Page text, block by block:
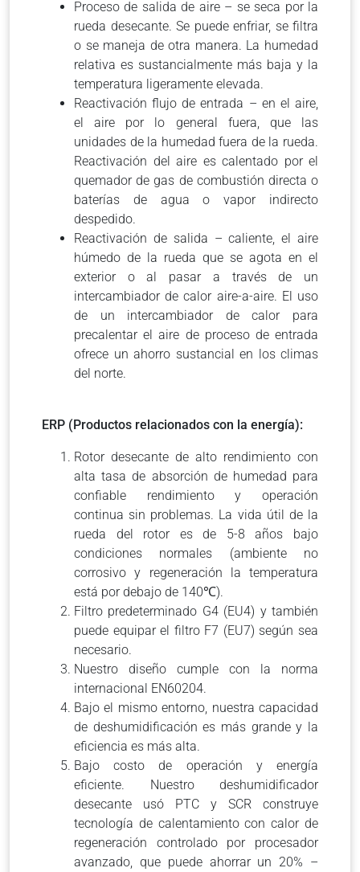
Proceso de salida de aire – se seca por la
rueda desecante. Se puede enfriar, se filtra
o se maneja de otra manera. La humedad
relativa es sustancialmente más baja y la
temperatura ligeramente elevada.
Reactivación flujo de entrada – en el aire,
el aire por lo general fuera, que las
unidades de la humedad fuera de la rueda.
Reactivación del aire es calentado por el
quemador de gas de combustión directa o
baterías de agua o vapor indirecto
despedido.
Reactivación de salida – caliente, el aire
húmedo de la rueda que se agota en el
exterior o al pasar a través de un
intercambiador de calor aire-a-aire. El uso
de un intercambiador de calor para
precalentar el aire de proceso de entrada
ofrece un ahorro sustancial en los climas
del norte.
ERP (Productos relacionados con la energía):
Rotor desecante de alto rendimiento con
alta tasa de absorción de humedad para
confiable rendimiento y operación
continua sin problemas. La vida útil de la
rueda del rotor es de 5-8 años bajo
condiciones normales (ambiente no
corrosivo y regeneración la temperatura
está por debajo de 140℃).
Filtro predeterminado G4 (EU4) y también
puede equipar el filtro F7 (EU7) según sea
necesario.
Nuestro diseño cumple con la norma
internacional EN60204.
Bajo el mismo entorno, nuestra capacidad
de deshumidificación es más grande y la
eficiencia es más alta.
Bajo costo de operación y energía
eficiente. Nuestro deshumidificador
desecante usó PTC y SCR construye
tecnología de calentamiento con calor de
regeneración controlado por procesador
avanzado, que puede ahorrar un 20% –